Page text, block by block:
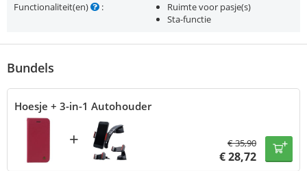
Functionaliteit(en) :
Ruimte voor pasje(s)
Sta-functie
Bundels
Hoesje + 3-in-1 Autohouder
+ €35,90
€28,72